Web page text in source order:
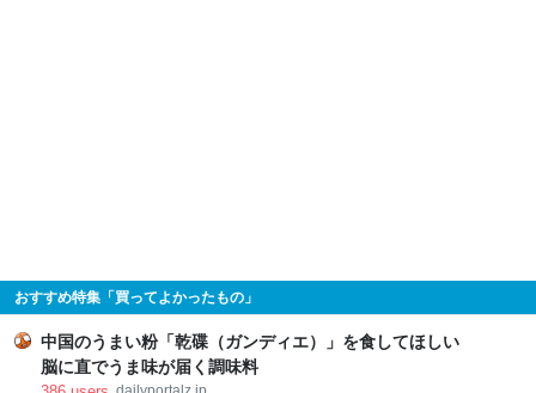
おすすめ特集「買ってよかったもの」
中国のうまい粉「乾碟（ガンディエ）」を食してほしい
脳に直でうま味が届く調味料